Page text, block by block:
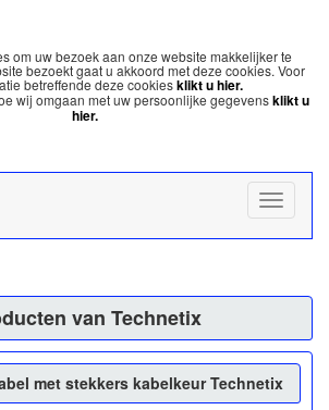
om uw bezoek aan onze website makkelijker te
bezoekt gaat u akkoord met deze cookies. Voor
betreffende deze cookiesklikt u hier.
wij omgaan met uw persoonlijke gegevensklikt u
hier.
van Technetix
met stekkers kabelkeur Technetix